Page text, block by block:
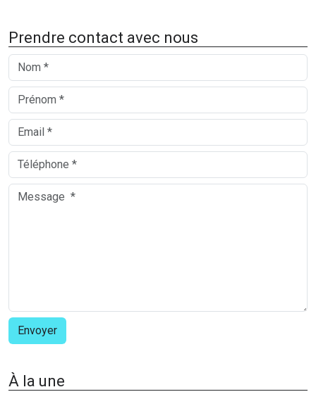
Prendre contact avec nous
À la une